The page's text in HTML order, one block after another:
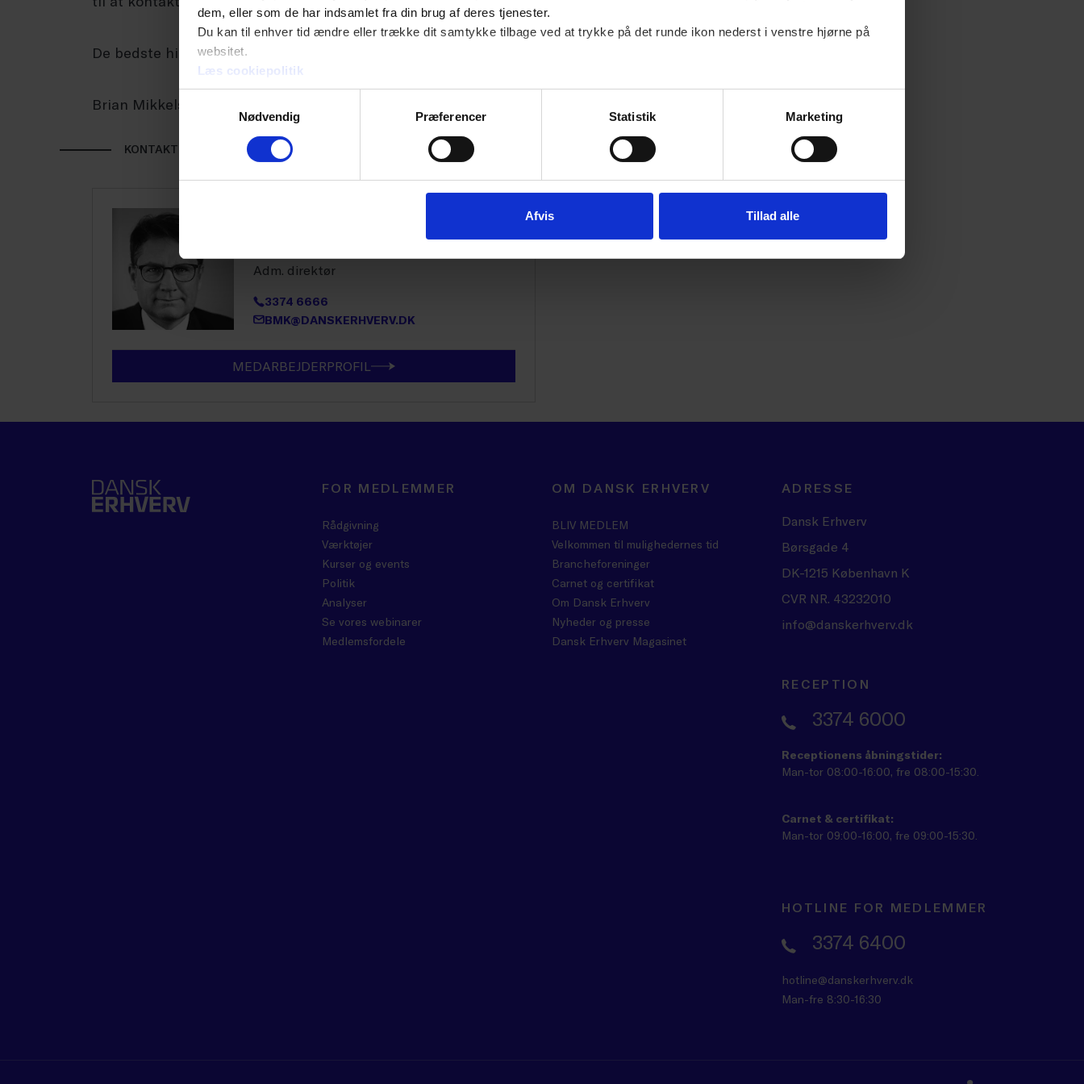
dem, eller som de har indsamlet fra din brug af deres tjenester.
Du kan til enhver tid ændre eller trække dit samtykke tilbage ved at trykke på det runde ikon nederst i venstre hjørne på
websitet.
Læs cookiepolitik
Nødvendig
Præferencer Statistik Marketing
Afvis Tillad alle
De bedste hilsener
Brian Mikkelsen
KONTAKT
Adm. direktør
3374 6666
BMK@DANSKERHVERV.DK
MEDARBEJDERPROFIL
FOR MEDLEMMER
Rådgivning
Værktøjer
Kurser og events
Politik
Analyser
Se vores webinarer
Medlemsfordele
OM DANSK ERHVERV
BLIV MEDLEM
Velkommen til mulighedernes tid
Brancheforeninger
Carnet og certifikat
Om Dansk Erhverv
Nyheder og presse
Dansk Erhverv Magasinet
ADRESSE
Dansk Erhverv
Børsgade 4
DK-1215 København K
CVR NR. 43232010
info@danskerhverv.dk
RECEPTION
3374 6000
Receptionens åbningstider:
Man-tor 08:00-16:00, fre 08:00-15:30.
Carnet & certifikat:
Man-tor 09:00-16:00, fre 09:00-15:30.
HOTLINE FOR MEDLEMMER
3374 6400
hotline@danskerhverv.dk
Man-fre 8:30-16:30